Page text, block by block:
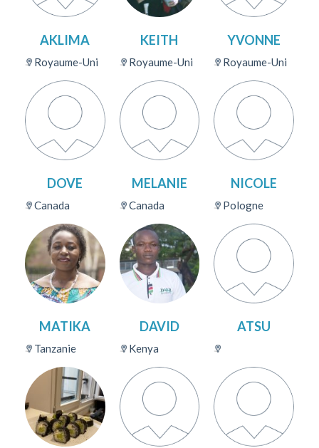
AKLIMA
Royaume-Uni
KEITH
Royaume-Uni
YVONNE
Royaume-Uni
DOVE
Canada
MELANIE
Canada
NICOLE
Pologne
MATIKA
Tanzanie
DAVID
Kenya
ATSU